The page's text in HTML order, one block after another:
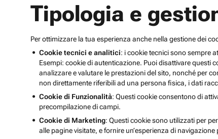
Tipologia e
Per ottimizzare la tua esperienza anche nella gestione dei
Cookie tecnici e analitici: i cookie tecnici sono sempre
Esempi: cookie di autenticazione. Puoi disattivare questi
analizzare e valutare le prestazioni del sito, nonché per
non direttamente riferibili ad una persona fisica, i dati
Cookie di Funzionalità: Questi cookie consentono di
precompilazione di campi.
Cookie di Marketing: Questi cookie sono utilizzati per
alle pagine visitate, e fornire un’esperienza di navigazione